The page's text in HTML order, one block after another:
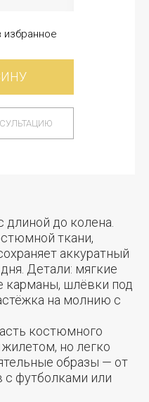
избранное
до колена.
ткани,
аккуратный
Детали: мягкие
карманы, шлёвки под
на молнию с
костюмного
но легко
образы — от
с футболками или